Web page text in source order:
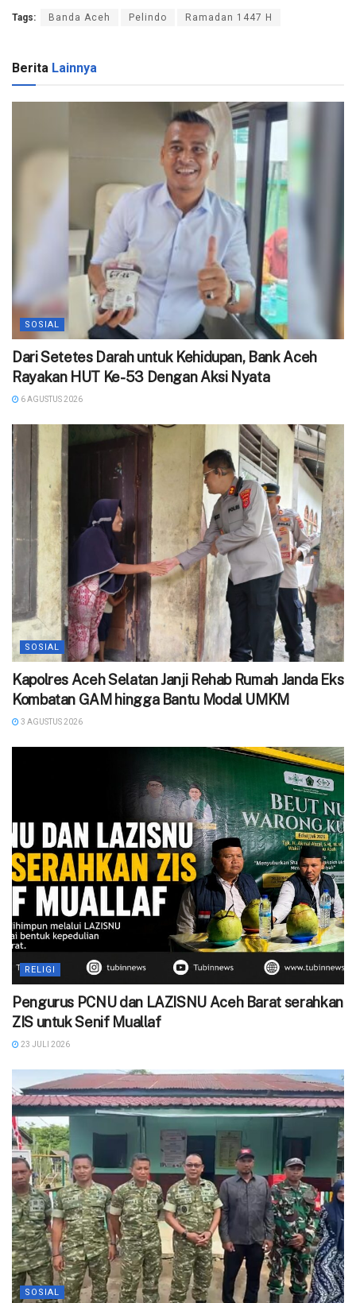
Tags: Banda Aceh Pelindo Ramadan 1447 H
Berita Lainnya
SOSIAL
Dari Setetes Darah untuk Kehidupan, Bank Aceh
Rayakan HUT Ke-53 Dengan Aksi Nyata
6 AGUSTUS 2026
SOSIAL
‎Kapolres Aceh Selatan Janji Rehab Rumah Janda Eks
Kombatan GAM hingga Bantu Modal UMKM ‎
3 AGUSTUS 2026
RELIGI
Pengurus PCNU dan LAZISNU Aceh Barat serahkan
ZIS untuk Senif Muallaf
23 JULI 2026
SOSIAL